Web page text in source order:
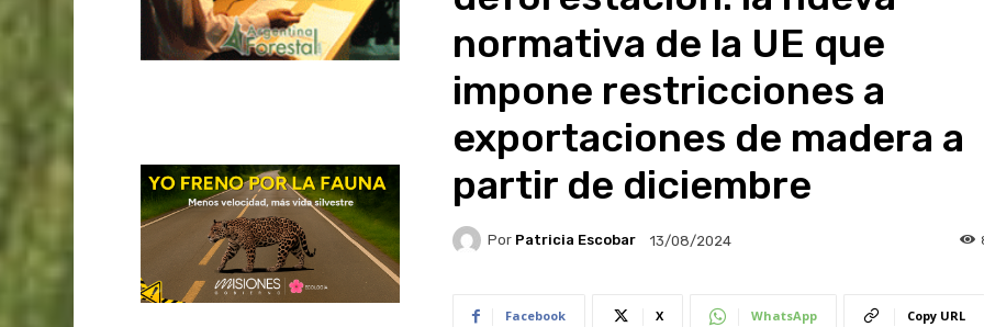
normativa de la UE que
impone restricciones a
exportaciones de madera a
partir de diciembre
Por Patricia Escobar 13/08/2024
Facebook X WhatsApp Copy URL